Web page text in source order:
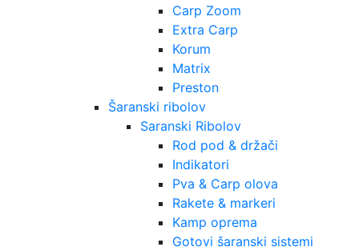
Carp Zoom
Extra Carp
Korum
Matrix
Preston
Šaranski ribolov
Saranski Ribolov
Rod pod & držači
Indikatori
Pva & Carp olova
Rakete & markeri
Kamp oprema
Gotovi šaranski sistemi